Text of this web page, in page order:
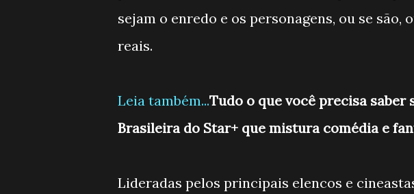
sejam o enredo e os personagens, ou se são,
reais.
Leia também...Tudo o que você precisa saber
Brasileira do Star+ que mistura comédia e
Lideradas pelos principais elencos e